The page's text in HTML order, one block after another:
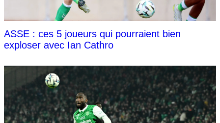
ASSE : ces 5 joueurs qui pourraient bien
exploser avec Ian Cathro